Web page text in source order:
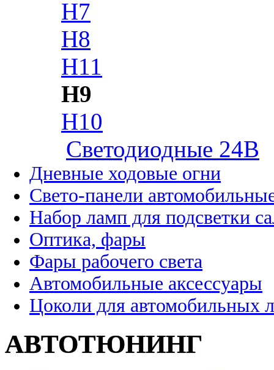
H7
H8
H11
H9
H10
Cветодиодные 24B
Дневные ходовые огни
Свето-панели
Набор ламп для подсветки
Оптика, фары
Фары рабочего света
Автомобильные аксессуары
Цоколи для автомобильных
АВТОТЮНИНГ